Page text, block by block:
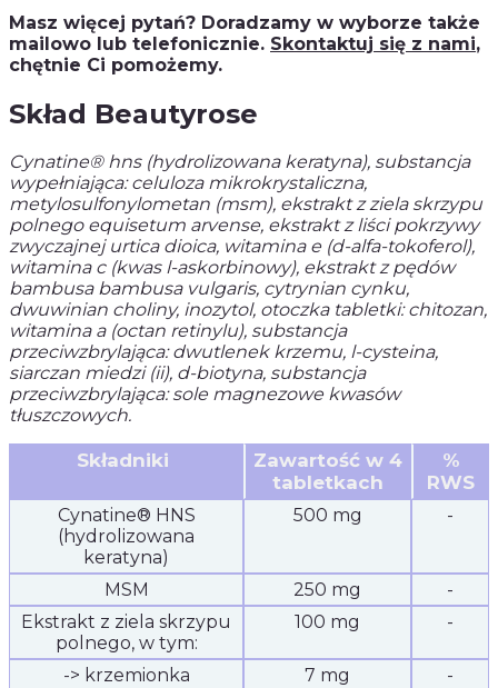
Masz więcej pytań? Doradzamy w wyborze także
mailowo lub telefonicznie. Skontaktuj się z nami,
chętnie Ci pomożemy.
Skład Beautyrose
Cynatine® hns (hydrolizowana keratyna), substancja
wypełniająca: celuloza mikrokrystaliczna,
metylosulfonylometan (msm), ekstrakt z ziela skrzypu
polnego equisetum arvense, ekstrakt z liści pokrzywy
zwyczajnej urtica dioica, witamina e (d-alfa-tokoferol),
witamina c (kwas l-askorbinowy), ekstrakt z pędów
bambusa bambusa vulgaris, cytrynian cynku,
dwuwinian choliny, inozytol, otoczka tabletki: chitozan,
witamina a (octan retinylu), substancja
przeciwzbrylająca: dwutlenek krzemu, l-cysteina,
siarczan miedzi (ii), d-biotyna, substancja
przeciwzbrylająca: sole magnezowe kwasów
tłuszczowych.
Składniki
Zawartość w 4
tabletkach
%
RWS
Cynatine® HNS
(hydrolizowana
keratyna)
500 mg -
MSM 250 mg
-
Ekstrakt z ziela skrzypu
polnego, w tym:
100 mg -
-> krzemionka 7 mg
-